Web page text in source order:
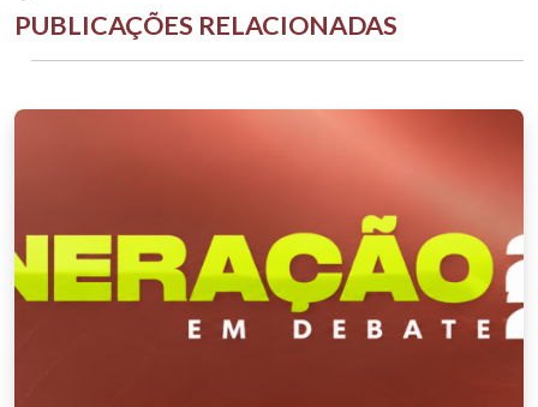
PUBLICAÇÕES RELACIONADAS